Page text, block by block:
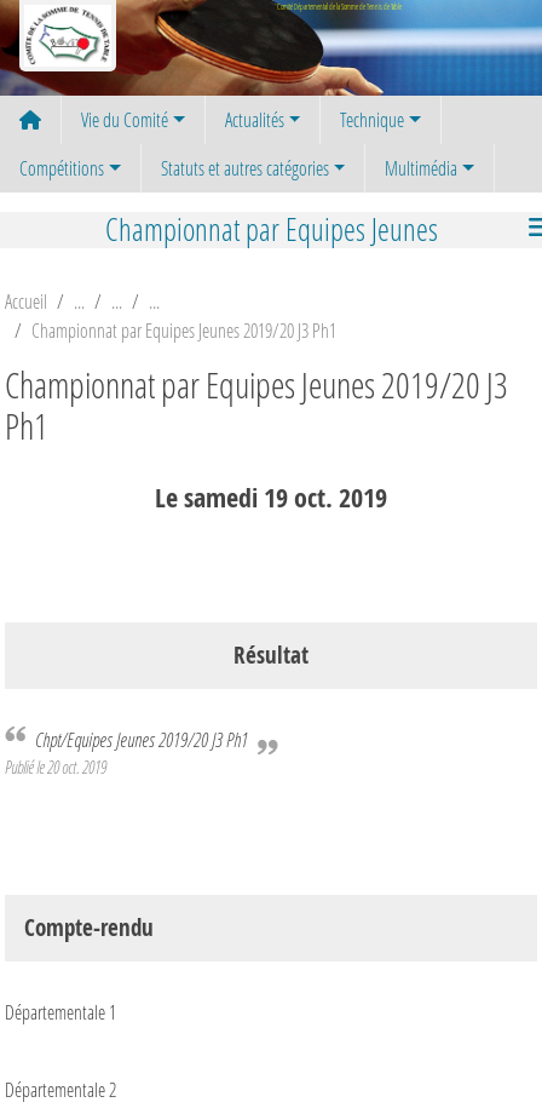
Comité Départemental de la Somme de Tennis de Table
Vie du Comité Actualités
Technique
Compétitions
Statuts et autres catégories Multimédia
Championnat par Equipes Jeunes
Accueil
Championnat par Equipes Jeunes 2019/20 J3 Ph1
Championnat par Equipes Jeunes 2019/20 J3
Ph1
Lesamedi19oct.2019
Résultat
Chpt/Equipes Jeunes 2019/20 J3 Ph1
Publié le20 oct. 2019
Compte-rendu
Départementale 1
Départementale 2
Panneau de gestion des cookies